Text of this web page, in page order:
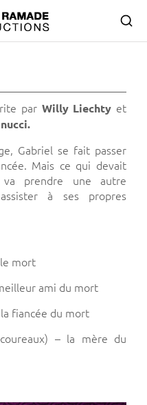
parWilly Liechty et
Gabriel se fait passer
Mais ce qui devait
prendre une autre
à ses propres
mort
ami du mort
fiancée du mort
– la mère du